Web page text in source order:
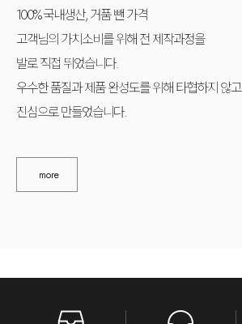
100% 국내생산, 거품 뺀 가격
고객님의 가치소비를 위해 전 제작과정을
발로 직접 뛰었습니다.
우수한 품질과 제품 완성도를 위해 타협하지 않고
진심으로 만들었습니다.
more